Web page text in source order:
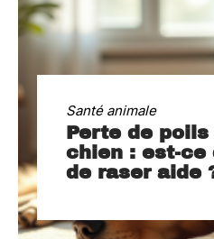
Santé animale
Perte de
chien : est-ce
de raser aide